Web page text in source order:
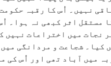
نہیں۔ اُس کا رقبہ
مستقل اثر کبھی نہ ہوا۔
نجات میں اختراعات نہیں
کیا۔ شجاعت و مردانگی
میں آباد تھی اور اُس کی